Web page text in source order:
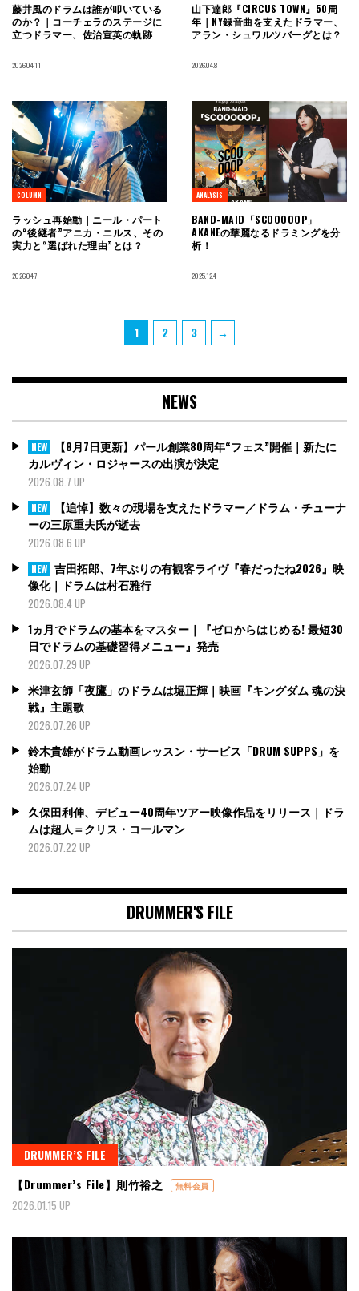
藤井風のドラムは誰が叩いている
のか？｜コーチェラのステージに
立つドラマー、佐治宣英の軌跡
2026.04.11
山下達郎『CIRCUS TOWN』50周
年｜NY録音曲を支えたドラマー、
アラン・シュワルツバーグとは？
2026.04.8
COLUMN
ラッシュ再始動｜ニール・パート
の“後継者”アニカ・ニルス、その
実力と“選ばれた理由”とは？
2026.04.7
ANALYSIS
BAND-MAID「SCOOOOOP」
AKANEの華麗なるドラミングを分
析！
2025.12.4
Page
1 Page
2 Page
3 →
NEWS
NEW
【8月7日更新】パール創業80周年“フェス”開催｜新たに
カルヴィン・ロジャースの出演が決定
2026.08.7 UP
NEW
【追悼】数々の現場を支えたドラマー／ドラム・チューナ
ーの三原重夫氏が逝去
2026.08.6 UP
NEW 吉田拓郎、7年ぶりの有観客ライヴ『春だったね2026』映
像化｜ドラムは村石雅行
2026.08.4 UP
1ヵ月でドラムの基本をマスター｜『ゼロからはじめる! 最短30
日でドラムの基礎習得メニュー』発売
2026.07.29 UP
米津玄師「夜鷹」のドラムは堀正輝｜映画『キングダム 魂の決
戦』主題歌
2026.07.26 UP
鈴木貴雄がドラム動画レッスン・サービス「DRUM SUPPS」を
始動
2026.07.24 UP
久保田利伸、デビュー40周年ツアー映像作品をリリース｜ドラ
ムは超人＝クリス・コールマン
2026.07.22 UP
DRUMMER'S FILE
DRUMMER’S FILE
【Drummer’s File】則竹裕之
無料会員
2026.01.15 UP